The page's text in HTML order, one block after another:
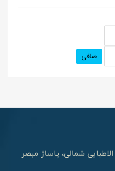
صافی
شمالی، پاساژ مبصر